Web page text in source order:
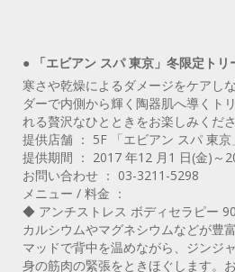
● 「エビアン スパ 東京」冬限定トリ
寒さや乾燥によるダメージをケアし
ダーで内側から輝く陶器肌へ導くト
れる贅沢なひとときをお楽しみくださ
提供店舗 ： 5F 「エビアン スパ 東京
提供期間 ： 2017 年12 月1 日(金)～
お問い合わせ ： 03-3211-5298
メニュー / 料金 ：
◆ アンチストレス ボディセラピー
カルシウムやマグネシウムなどが豊
マッドで背中を温めながら、ジンジ
身の筋肉の緊張をときほぐします。